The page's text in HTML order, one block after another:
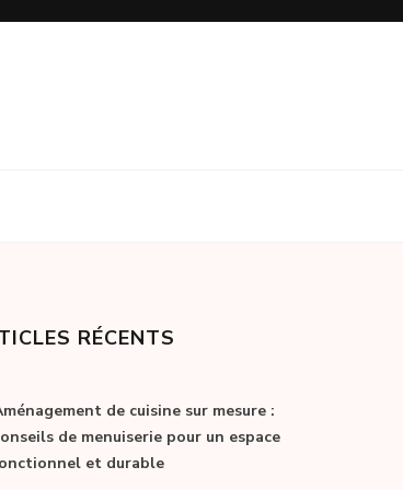
RÉCENTS
de cuisine sur mesure :
de menuiserie pour un espace
et durable